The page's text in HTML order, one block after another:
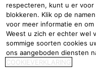
19/11/2019 - 23/11/2019
De tweejaarlijkse
Transport Solutions.
respecteren, kunt u er
blokkeren. Klik op de
voor meer informatie en
Weest u zich er echter wel
sommige soorten cookies
ons aangeboden diensten
COOKIEVERKLARING